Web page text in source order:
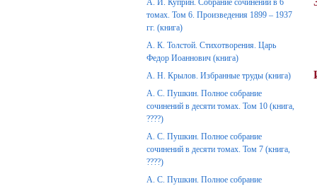
томах. Том 6. Произведения 1899 – 1937
гг. (книга)
А. К. Толстой. Стихотворения. Царь
Федор Иоаннович (книга)
А. Н. Крылов. Избранные труды (книга)
А. С. Пушкин. Полное собрание
сочинений в десяти томах. Том 10 (книга,
????)
А. С. Пушкин. Полное собрание
сочинений в десяти томах. Том 7 (книга,
????)
А. С. Пушкин. Полное собрание